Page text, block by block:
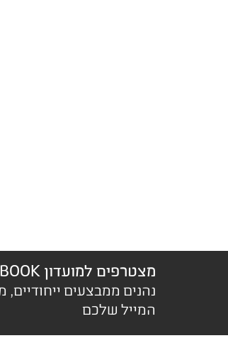
מצטרפים למועדון CBOOK
נהנים ממבצעים
המייל שלכם